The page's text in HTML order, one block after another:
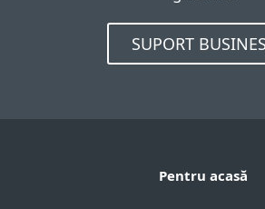
SUPORT
Pentru acasă